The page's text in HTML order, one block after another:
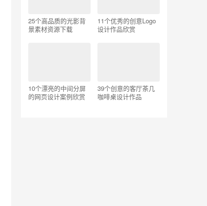
25个高品质的光影背
景素材资源下载
11个优秀的创意Logo
设计作品欣赏
10个漂亮的中间分屏
的网页设计案例欣赏
39个创意的客厅茶几
咖啡桌设计作品